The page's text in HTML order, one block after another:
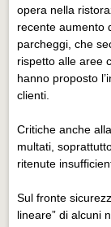
opera nella
recente aumento
parcheggi, che
rispetto alle aree
hanno proposto
clienti.
Critiche anche
multati,
ritenute
Sul fronte
lineare” di alcuni